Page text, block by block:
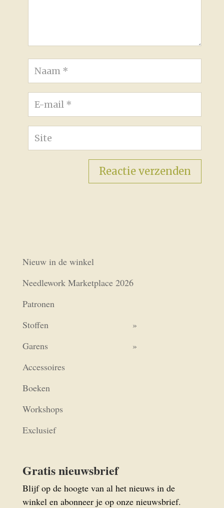
Nieuw in de winkel
Needlework Marketplace 2026
Patronen
Stoffen
Garens
Accessoires
Boeken
Workshops
Exclusief
Gratis nieuwsbrief
Blijf op de hoogte van al het nieuws in de
winkel en abonneer je op onze nieuwsbrief.